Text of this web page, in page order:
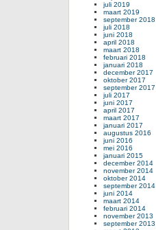
juli 2019
maart 2019
september 2018
juli 2018
juni 2018
april 2018
maart 2018
februari 2018
januari 2018
december 2017
oktober 2017
september 2017
juli 2017
juni 2017
april 2017
maart 2017
januari 2017
augustus 2016
juni 2016
mei 2016
januari 2015
december 2014
november 2014
oktober 2014
september 2014
juni 2014
maart 2014
februari 2014
november 2013
september 2013